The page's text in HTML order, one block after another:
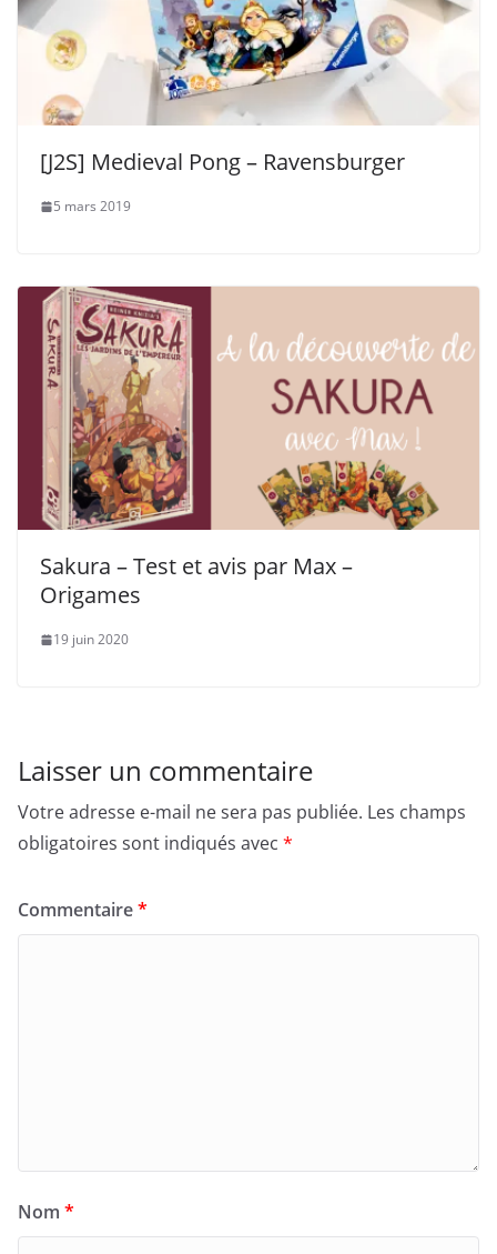
[J2S] Medieval Pong – Ravensburger
5 mars 2019
Sakura – Test et avis par Max –
Origames
19 juin 2020
Laisser un commentaire
Votre adresse e-mail ne sera pas publiée. Les champs
obligatoires sont indiqués avec *
Commentaire*
Nom *